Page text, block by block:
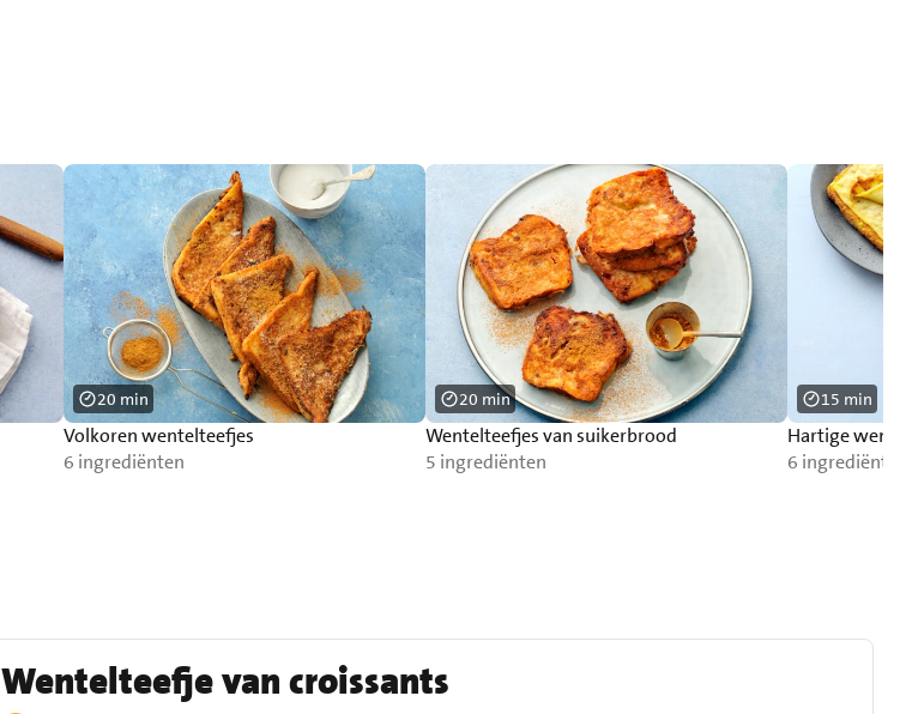
Volkoren wentelteefjes
6 ingrediënten
20 min
Wentelteefjes van suikerbrood
5 ingrediënten
20 min
Hartige
6 ingrediënten
15 min
Wentelteefje van croissants